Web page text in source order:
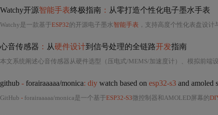
Watchy开源智能手表终极指南 ： 从零打造个性化电子墨水手表
Watchy是一款基于ESP32的开源电子墨水智能手表 ，支持高度个性化表盘设计与功能扩展
心音传感器 ： 从硬件设计到信号处理的全链路开发指南
github - forairaaaaa/monica: diy watch based on esp32-s3 and amoled
GitHub - forairaaaaa/monica是一个基于ESP32-S3微控制器和AMOLED屏幕的